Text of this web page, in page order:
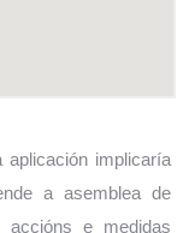
implicaría
a asemblea de
accións e medidas